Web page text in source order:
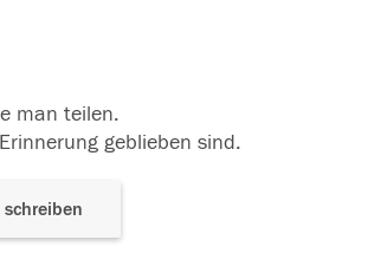
man teilen.
geblieben sind.